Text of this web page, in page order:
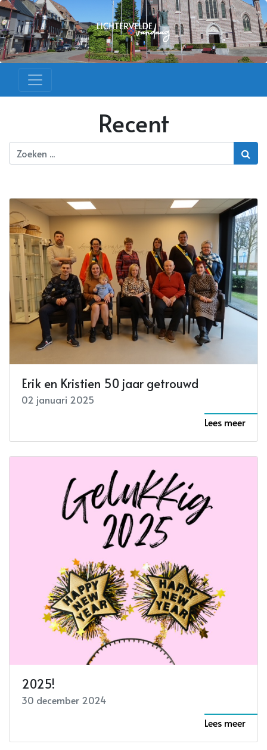
Recent
Erik en Kristien 50 jaar getrouwd
02 januari 2025
Lees meer
2025!
30 december 2024
Lees meer